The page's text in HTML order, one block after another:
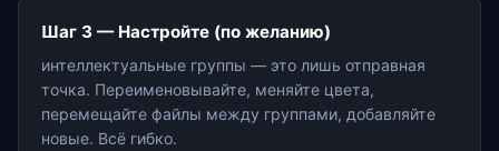
Шаг 3 — Настройте (по желанию)
интеллектуальные группы — это лишь отправная
точка. Переименовывайте, меняйте цвета,
перемещайте файлы между группами, добавляйте
новые. Всё гибко.